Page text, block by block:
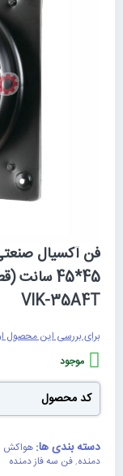
رفتن
به
ابتدای
تصاویر
فن آکسیال
VIK-35A4T
برای بررسی این محصول
موجود
کد محصول
دسته بندی ها: هواکش
دمنده,فن سه فاز دمنده